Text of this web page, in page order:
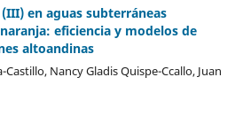
en aguas subterráneas
eficiencia y modelos de
altoandinas
Nancy Gladis Quispe-Ccallo, Juan